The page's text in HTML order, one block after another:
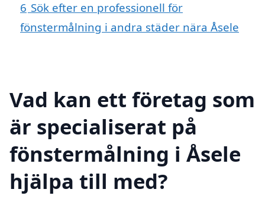
6 Sök efter en professionell för
fönstermålning i andra städer nära Åsele
Vad kan ett företag som
är specialiserat på
fönstermålning i Åsele
hjälpa till med?